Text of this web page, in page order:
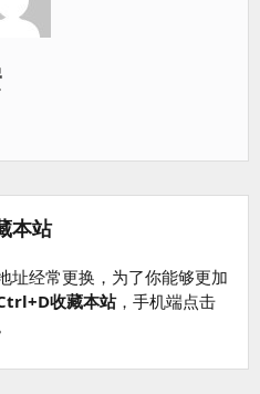
本站
址经常更换，为了你能够更加
收藏本站，手机端点击